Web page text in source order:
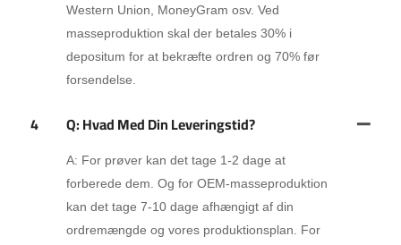
Western Union, MoneyGram osv. Ved
masseproduktion skal der betales 30% i
depositum for at bekræfte ordren og 70% før
forsendelse.
4 Q: Hvad Med Din Leveringstid?
A: For prøver kan det tage 1-2 dage at
forberede dem. Og for OEM-masseproduktion
kan det tage 7-10 dage afhængigt af din
ordremængde og vores produktionsplan. For